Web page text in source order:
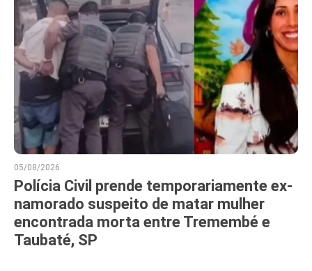
05/08/2026
Polícia Civil prende temporariamente ex-
namorado suspeito de matar mulher
encontrada morta entre Tremembé e
Taubaté, SP